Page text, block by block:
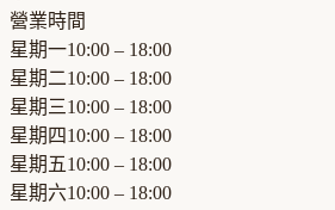
營業時間
星期一10:00 – 18:00
星期二10:00 – 18:00
星期三10:00 – 18:00
星期四10:00 – 18:00
星期五10:00 – 18:00
星期六10:00 – 18:00